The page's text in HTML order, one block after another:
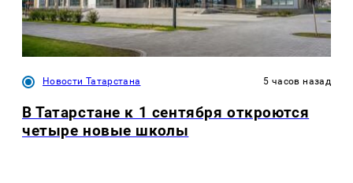
Новости Татарстана 5 часов назад
В Татарстане к 1 сентября откроются
четыре новые школы